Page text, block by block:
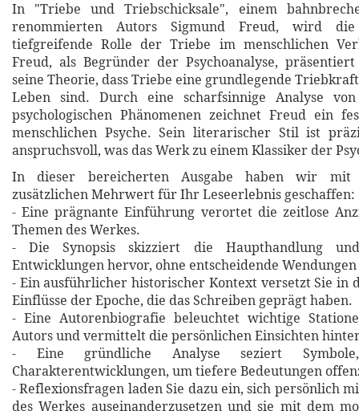
In "Triebe und Triebschicksale", einem
renommierten Autors Sigmund Freud, wird
tiefgreifende Rolle der Triebe im menschlichen
Freud, als Begründer der Psychoanalyse,
seine Theorie, dass Triebe eine grundlegende
Leben sind. Durch eine scharfsinnige Analyse
psychologischen Phänomenen zeichnet Freud ein
menschlichen Psyche. Sein literarischer Stil ist
anspruchsvoll, was das Werk zu einem Klassiker der
In dieser bereicherten Ausgabe haben wir mit
zusätzlichen Mehrwert für Ihr Leseerlebnis geschaffen:
- Eine prägnante Einführung verortet die zeitlose
Themen des Werkes.
- Die Synopsis skizziert die Haupthandlung
Entwicklungen hervor, ohne entscheidende
- Ein ausführlicher historischer Kontext versetzt Sie in
Einflüsse der Epoche, die das Schreiben geprägt haben.
- Eine Autorenbiografie beleuchtet wichtige
Autors und vermittelt die persönlichen Einsichten
- Eine gründliche Analyse seziert
Charakterentwicklungen, um tiefere Bedeutungen
- Reflexionsfragen laden Sie dazu ein, sich persönlich
des Werkes auseinanderzusetzen und sie mit dem